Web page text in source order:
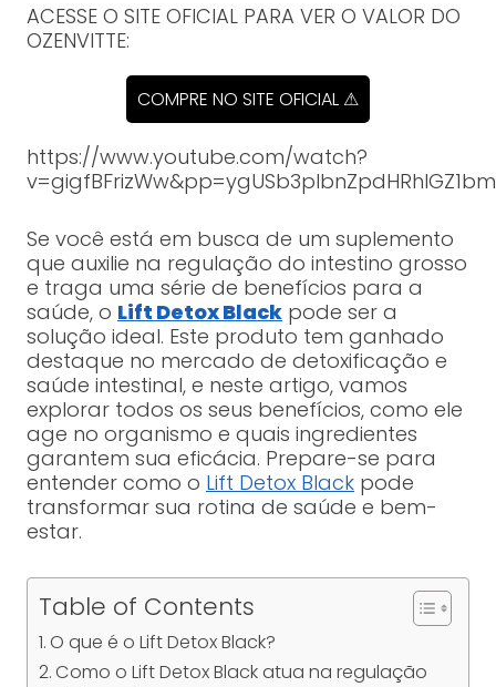
ACESSE O SITE OFICIAL PARA VER O VALOR DO
OZENVITTE:
COMPRE NO SITE OFICIAL ⚠
https://www.youtube.com/watch?
Se você está em busca de um suplemento
que auxilie na regulação do intestino grosso
e traga uma série de benefícios para a
saúde, o Lift Detox Blackpode ser a
solução ideal. Este produto tem ganhado
destaque no mercado de detoxificação e
saúde intestinal, e neste artigo, vamos
explorar todos os seus benefícios, como ele
age no organismo e quais ingredientes
garantem sua eficácia. Prepare-se para
entender como o Lift Detox Blackpode
transformar sua rotina de saúde e bem-
estar.
Table of Contents
O que é o Lift Detox Black?
Como o Lift Detox Black atua na regulação